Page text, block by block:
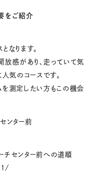
をご紹介
なります。
感があり、走っていて気
気のコースです。
を測定したい方もこの機会
ンター前
センター前への道順